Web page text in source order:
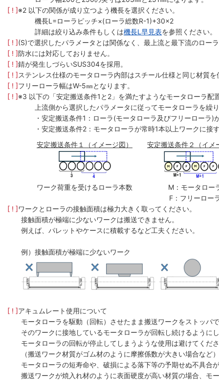
[ ! ]※2 以下の関係が成り立つよう機長を選択ください。
機長L=ローラピッチ×(ローラ総数R-1)+30×2
詳細は絞り込み条件もしくは機長L早見表を参照ください。
[ ! ](S)で選択したパラメータとは関係なく、最上流と最下流のロー
[ ! ]防水には対応しておりません。
[ ! ]錆が発生しづらいSUS304を採用。
[ ! ]ステンレス仕様のモータローラ内部はスチール仕様と同じ材質
[ ! ]フリーローラ幅はW-5㎜となります。
[ ! ]※3 以下の「安定搬送条件1と2」を満たすようなモータローラ配
上流側から選択したパラメータに従ってモータローラを繰
・安定搬送条件1：ローラ(モータローラ及びフリーローラ
・安定搬送条件2：モータローラが常時1本以上ワークに接
安定搬送条件１（イメージ図）
ワーク荷重を受けるローラ本数
安定搬送条件２（イメ
M：モータロー
F：フリーロー
[ ! ]ワークとローラの接触面積は極力大きく取ってください。
接触面積が極端に少ないワークは搬送できません。
例えば、パレットやケースに積載するなど工夫ください。
例）接触面積が極端に少ないワーク
[ ! ]アキュムレート使用について
モータローラを駆動（回転）させたまま搬送ワークをストッパ
そのワークに接地しているモータローラが回転し続けるように
モータローラの回転が停止してしまうような使用は避けてくだ
（搬送ワーク材質がゴム材のように摩擦係数が大きい場合など）
モータローラの短寿命や、破損による落下等の予期せぬ不具合
搬送ワークが焼入れ材のように表面硬度が高い材質の場合、モ